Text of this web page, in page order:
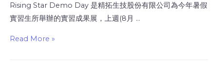
Rising Star Demo Day 是精拓生技股份有限公司為今年暑假
實習生所舉辦的實習成果展，上週(8月 …
Read More »